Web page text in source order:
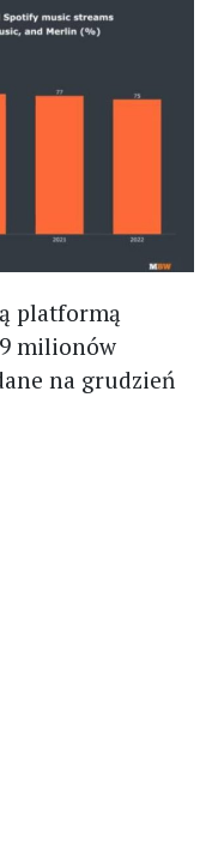
platformą
milionów
na grudzień